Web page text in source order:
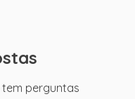
perguntas